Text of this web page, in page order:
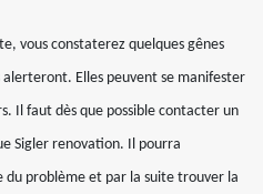
vous constaterez quelques gênes
Elles peuvent se manifester
Il faut dès que possible contacter un
Sigler renovation. Il pourra
problème et par la suite trouver la